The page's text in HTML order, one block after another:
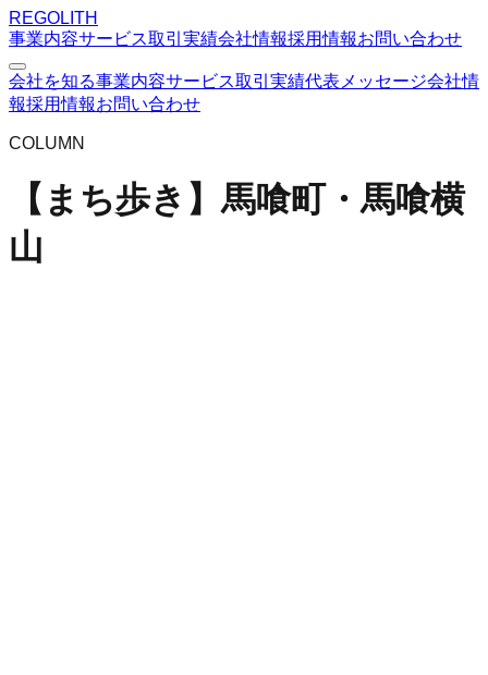
REGOLITH
事業内容サービス取引実績会社情報採用情報お問い合わせ
会社を知る事業内容サービス取引実績代表メッセージ会社情
報採用情報お問い合わせ
COLUMN
【まち歩き】馬喰町・馬喰横
山